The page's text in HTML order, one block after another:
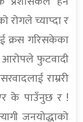
रोगले च्याप्दा र
क्रस गरिसकेका
फुटवादी
राम्ररी
के पाउँनुछ र !
जनयोद्धाको